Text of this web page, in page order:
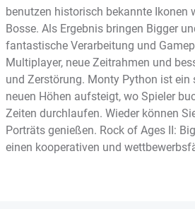
benutzen historisch bekannte Ikonen
Bosse. Als Ergebnis bringen Bigger
fantastische Verarbeitung und
Multiplayer, neue Zeitrahmen und
und Zerstörung. Monty Python ist ein
neuen Höhen aufsteigt, wo Spieler
Zeiten durchlaufen. Wieder können
Porträts genießen. Rock of Ages II:
einen kooperativen und